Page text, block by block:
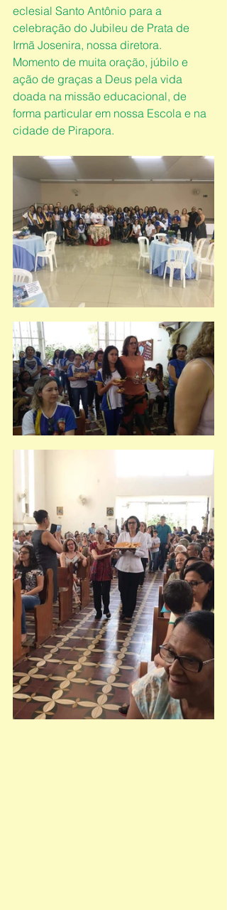
eclesial Santo Antônio para a
celebração do Jubileu de Prata de
Irmã Josenira, nossa diretora.
Momento de muita oração, júbilo e
ação de graças a Deus pela vida
doada na missão educacional, de
forma particular em nossa Escola e na
cidade de Pirapora.